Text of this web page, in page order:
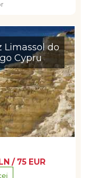
Limassol do
Cypru
/ 75 EUR